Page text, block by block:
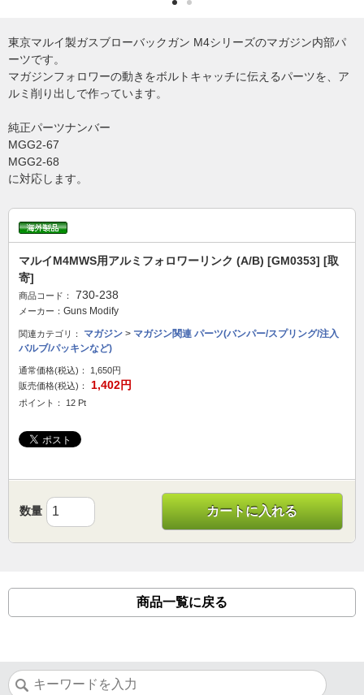
東京マルイ製ガスブローバックガン M4シリーズのマガジン内部パ
ーツです。
マガジンフォロワーの動きをボルトキャッチに伝えるパーツを、ア
ルミ削り出しで作っています。
純正パーツナンバー
MGG2-67
MGG2-68
に対応します。
マルイM4MWS用アルミフォロワーリンク (A/B) [GM0353] [取
寄]
商品コード： 730-238
メーカー： Guns Modify
関連カテゴリ： マガジン > マガジン関連 パーツ(バンパー/スプリング/注入
バルブ/パッキンなど)
通常価格(税込)：
1,650円
販売価格(税込)：
1,402円
ポイント： 12 Pt
数量 カートに入れる
商品一覧に戻る